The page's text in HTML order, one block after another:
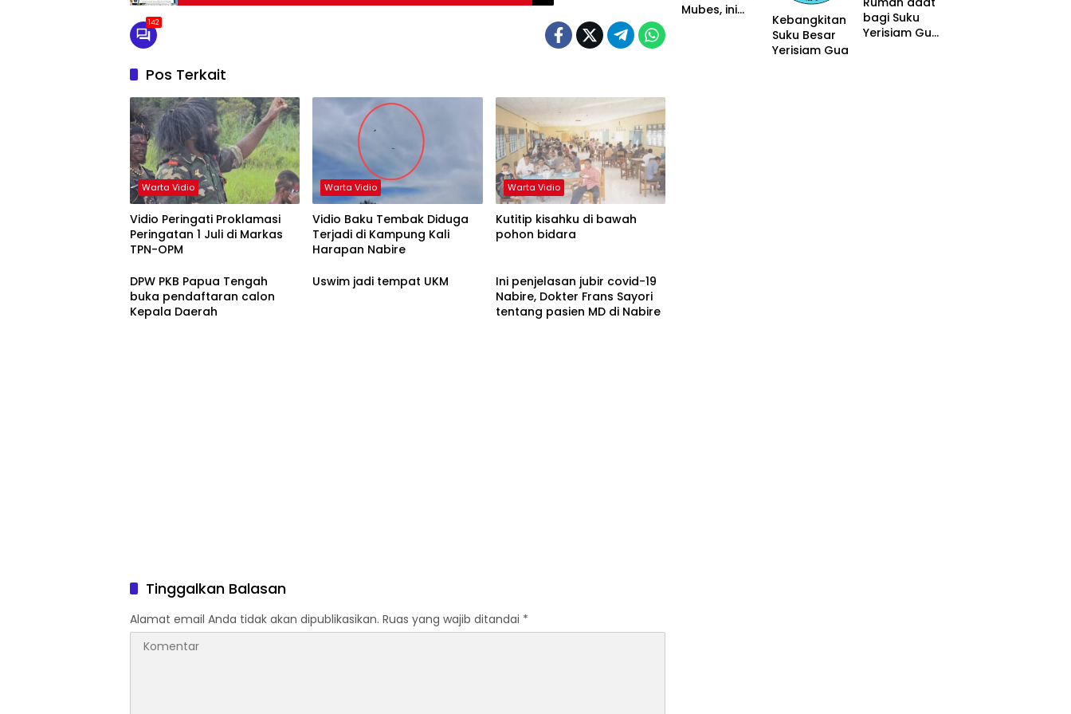
142
Pos Terkait
Warta Vidio
Vidio Peringati Proklamasi
Peringatan 1 Juli di Markas
TPN-OPM
Warta Vidio
Vidio Baku Tembak Diduga
Terjadi di Kampung Kali
Harapan Nabire
Warta Vidio
Kutitip kisahku di bawah
pohon bidara
DPW PKB Papua Tengah
buka pendaftaran calon
Kepala Daerah
Uswim jadi tempat UKM
Ini penjelasan jubir covid-19
Nabire, Dokter Frans Sayori
tentang pasien MD di Nabire
Tinggalkan Balasan
Alamat email Anda tidak akan dipublikasikan. Ruas yang wajib ditandai *
Plasma
Mubes, ini
Kebangkitan
Suku Besar
Yerisiam Gua
bagi Suku
Yerisiam Gua